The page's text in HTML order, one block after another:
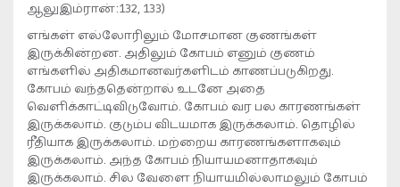
ஆலுஇம்ரான்:132, 133)
எங்கள் எல்லோரிலும் மோசமான குணங்கள்
இருக்கின்றன. அதிலும் கோபம் எனும் குணம்
எங்களில் அதிகமானவர்களிடம் காணப்படுகிறது.
கோபம் வந்ததென்றால் உடனே அதை
வெளிக்காட்டிவிடுவோம். கோபம் வர பல காரணங்கள்
இருக்கலாம். குடும்ப விடயமாக இருக்கலாம். தொழில்
ரீதியாக இருக்கலாம். மற்றைய காரணங்களாகவும்
இருக்கலாம். அந்த கோபம் நியாயமனாதாகவும்
இருக்கலாம். சில வேளை நியாயமில்லாமலும் கோபம்